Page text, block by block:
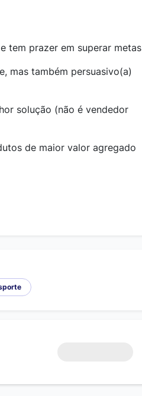
tem prazer em superar metas
mas também persuasivo(a)
solução (não é vendedor
de maior valor agregado